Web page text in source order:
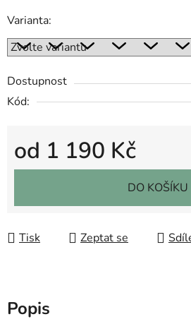
Varianta:
Dostupnost
Kód:
od 1 190 Kč
Měrná cena:
DO KOŠÍKU
Tisk Zeptat se
Popis